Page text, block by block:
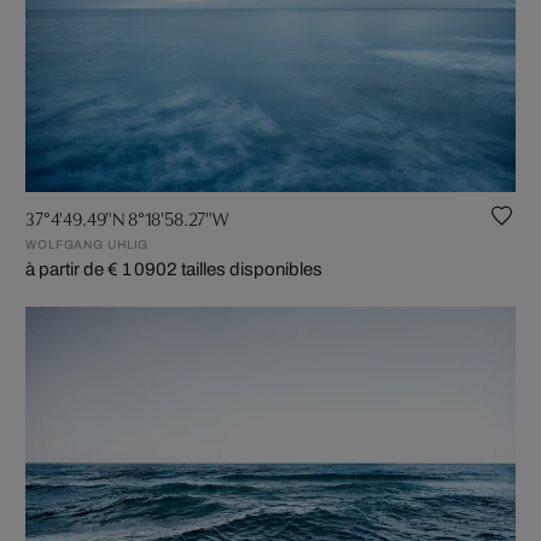
37°4'49.49"N 8°18'58.27"W
WOLFGANG UHLIG
à partir de € 1 0902 tailles disponibles